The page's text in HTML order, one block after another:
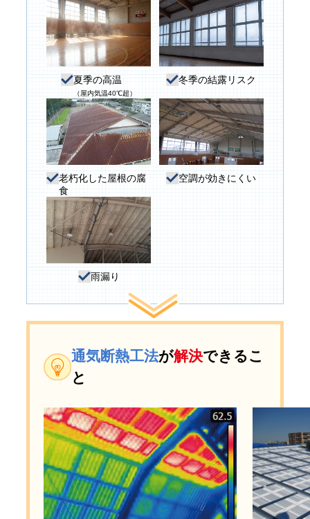
夏季の高温
（屋内気温40℃超）
冬季の結露リスク
老朽化した屋根の腐
食
空調が効きにくい
雨漏り
通気断熱工法が解決できるこ
と